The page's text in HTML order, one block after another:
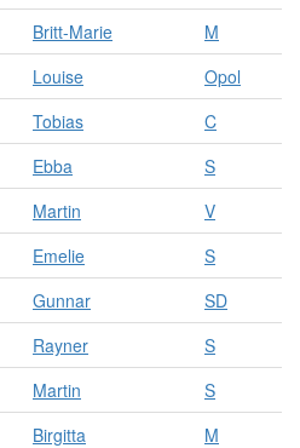
Britt-Marie
M
Louise
Opol
Tobias
C
Ebba
S
Martin
V
Emelie
S
Gunnar
SD
Rayner
S
Martin
S
Birgitta
M